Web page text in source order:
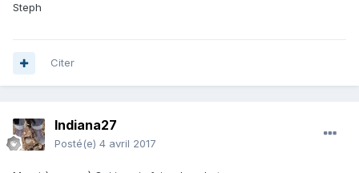
Steph
Citer
Indiana27
Posté(e) 4 avril 2017